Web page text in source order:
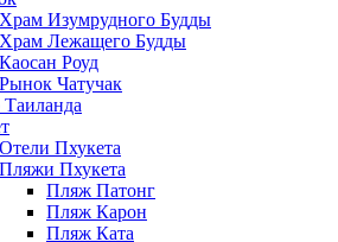
Храм Изумрудного Будды
Храм Лежащего Будды
Каосан Роуд
Рынок Чатучак
Отели Пхукета
Пляжи Пхукета
Пляж Патонг
Пляж Карон
Пляж Ката